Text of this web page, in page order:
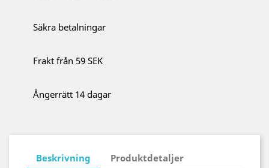
Säkra betalningar
Frakt från 59 SEK
Ångerrätt 14 dagar
Beskrivning Produktdetaljer